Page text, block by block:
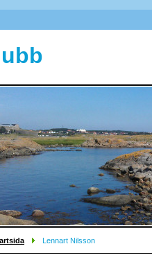
Lennart Nilsson